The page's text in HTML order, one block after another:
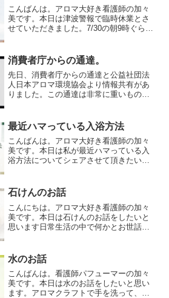
こんばんは。アロマ大好き看護師の加々
美です。本日は津波警報で臨時休業とさ
せていただきました。7/30の朝9時ぐら
と。その影響により、津波注意報が発令
されました。気付くのが...
消費者庁からの通達。
先日、消費者庁からの通達と公益社団法
人日本アロマ環境協会より情報共有があ
りました。この通達は非常に重いものと
さんの精油会社様があり、たくさんの使
い方や捉え方があり、それ...
最近ハマっている入浴方法
こんばんは。アロマ大好き看護師の加々
美です。本日は私が最近ハマっている入
浴方法についてシェアさせて頂きたいと
き精油をアロマストーンに一滴垂らして
芳香浴をしながらのアロマ...
石けんのお話
こんにちは。アロマ大好き看護師の加々
美です。本日は石けんのお話をしたいと
思います日常生活の中で何かとお世話に
にある洗浄剤。今でこそ当たり前のよう
に使っていますが、そもそ...
水のお話
こんばんは。看護師パフューマーの加々
美です。本日は水のお話をしたいと思い
ます。アロマクラフトで手を洗って、ビ